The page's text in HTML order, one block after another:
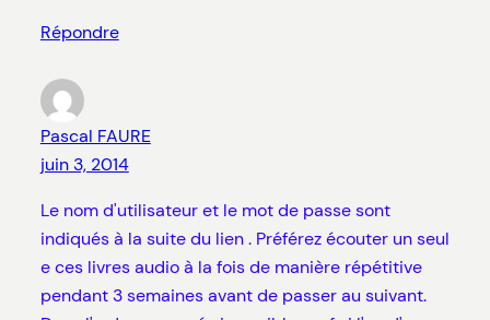
Répondre
Pascal FAURE
juin 3, 2014
Le nom d'utilisateur et le mot de passe sont
indiqués à la suite du lien . Préférez écouter un seul
e ces livres audio à la fois de manière répétitive
pendant 3 semaines avant de passer au suivant.